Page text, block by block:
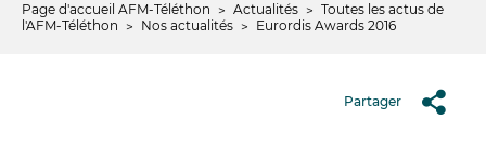
Fil
Page d'accueil AFM-Téléthon Actualités
Toutes les actus de
l'AFM-Téléthon
Nos actualités Eurordis Awards 2016
Partager